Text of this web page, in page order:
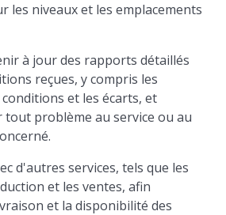
les niveaux et les emplacements
à jour des rapports détaillés
reçues, y compris les
et les écarts, et
tout problème au service ou au
d'autres services, tels que les
et les ventes, afin
et la disponibilité des